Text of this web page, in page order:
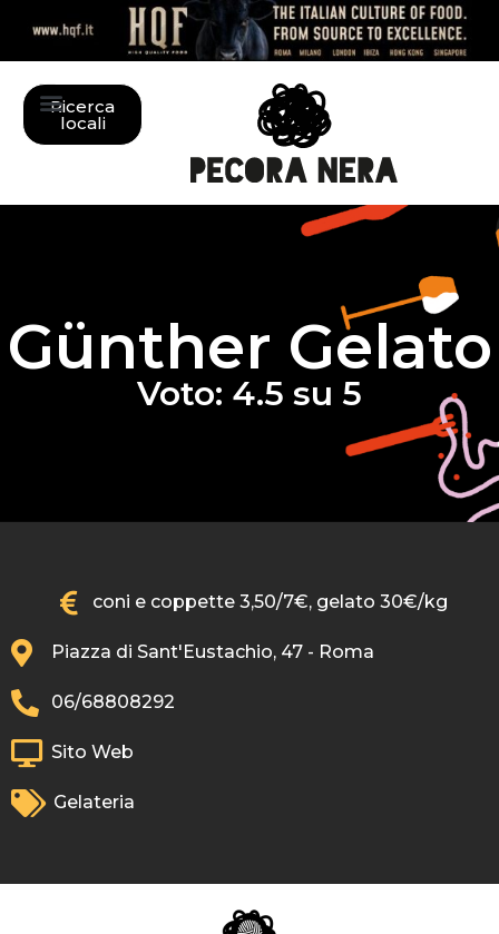
Ricerca
locali
Günther Gelato
Voto: 4.5 su 5
coni e coppette 3,50/7€, gelato 30€/kg
Piazza di Sant'Eustachio, 47 - Roma
06/68808292
Sito Web
Gelateria